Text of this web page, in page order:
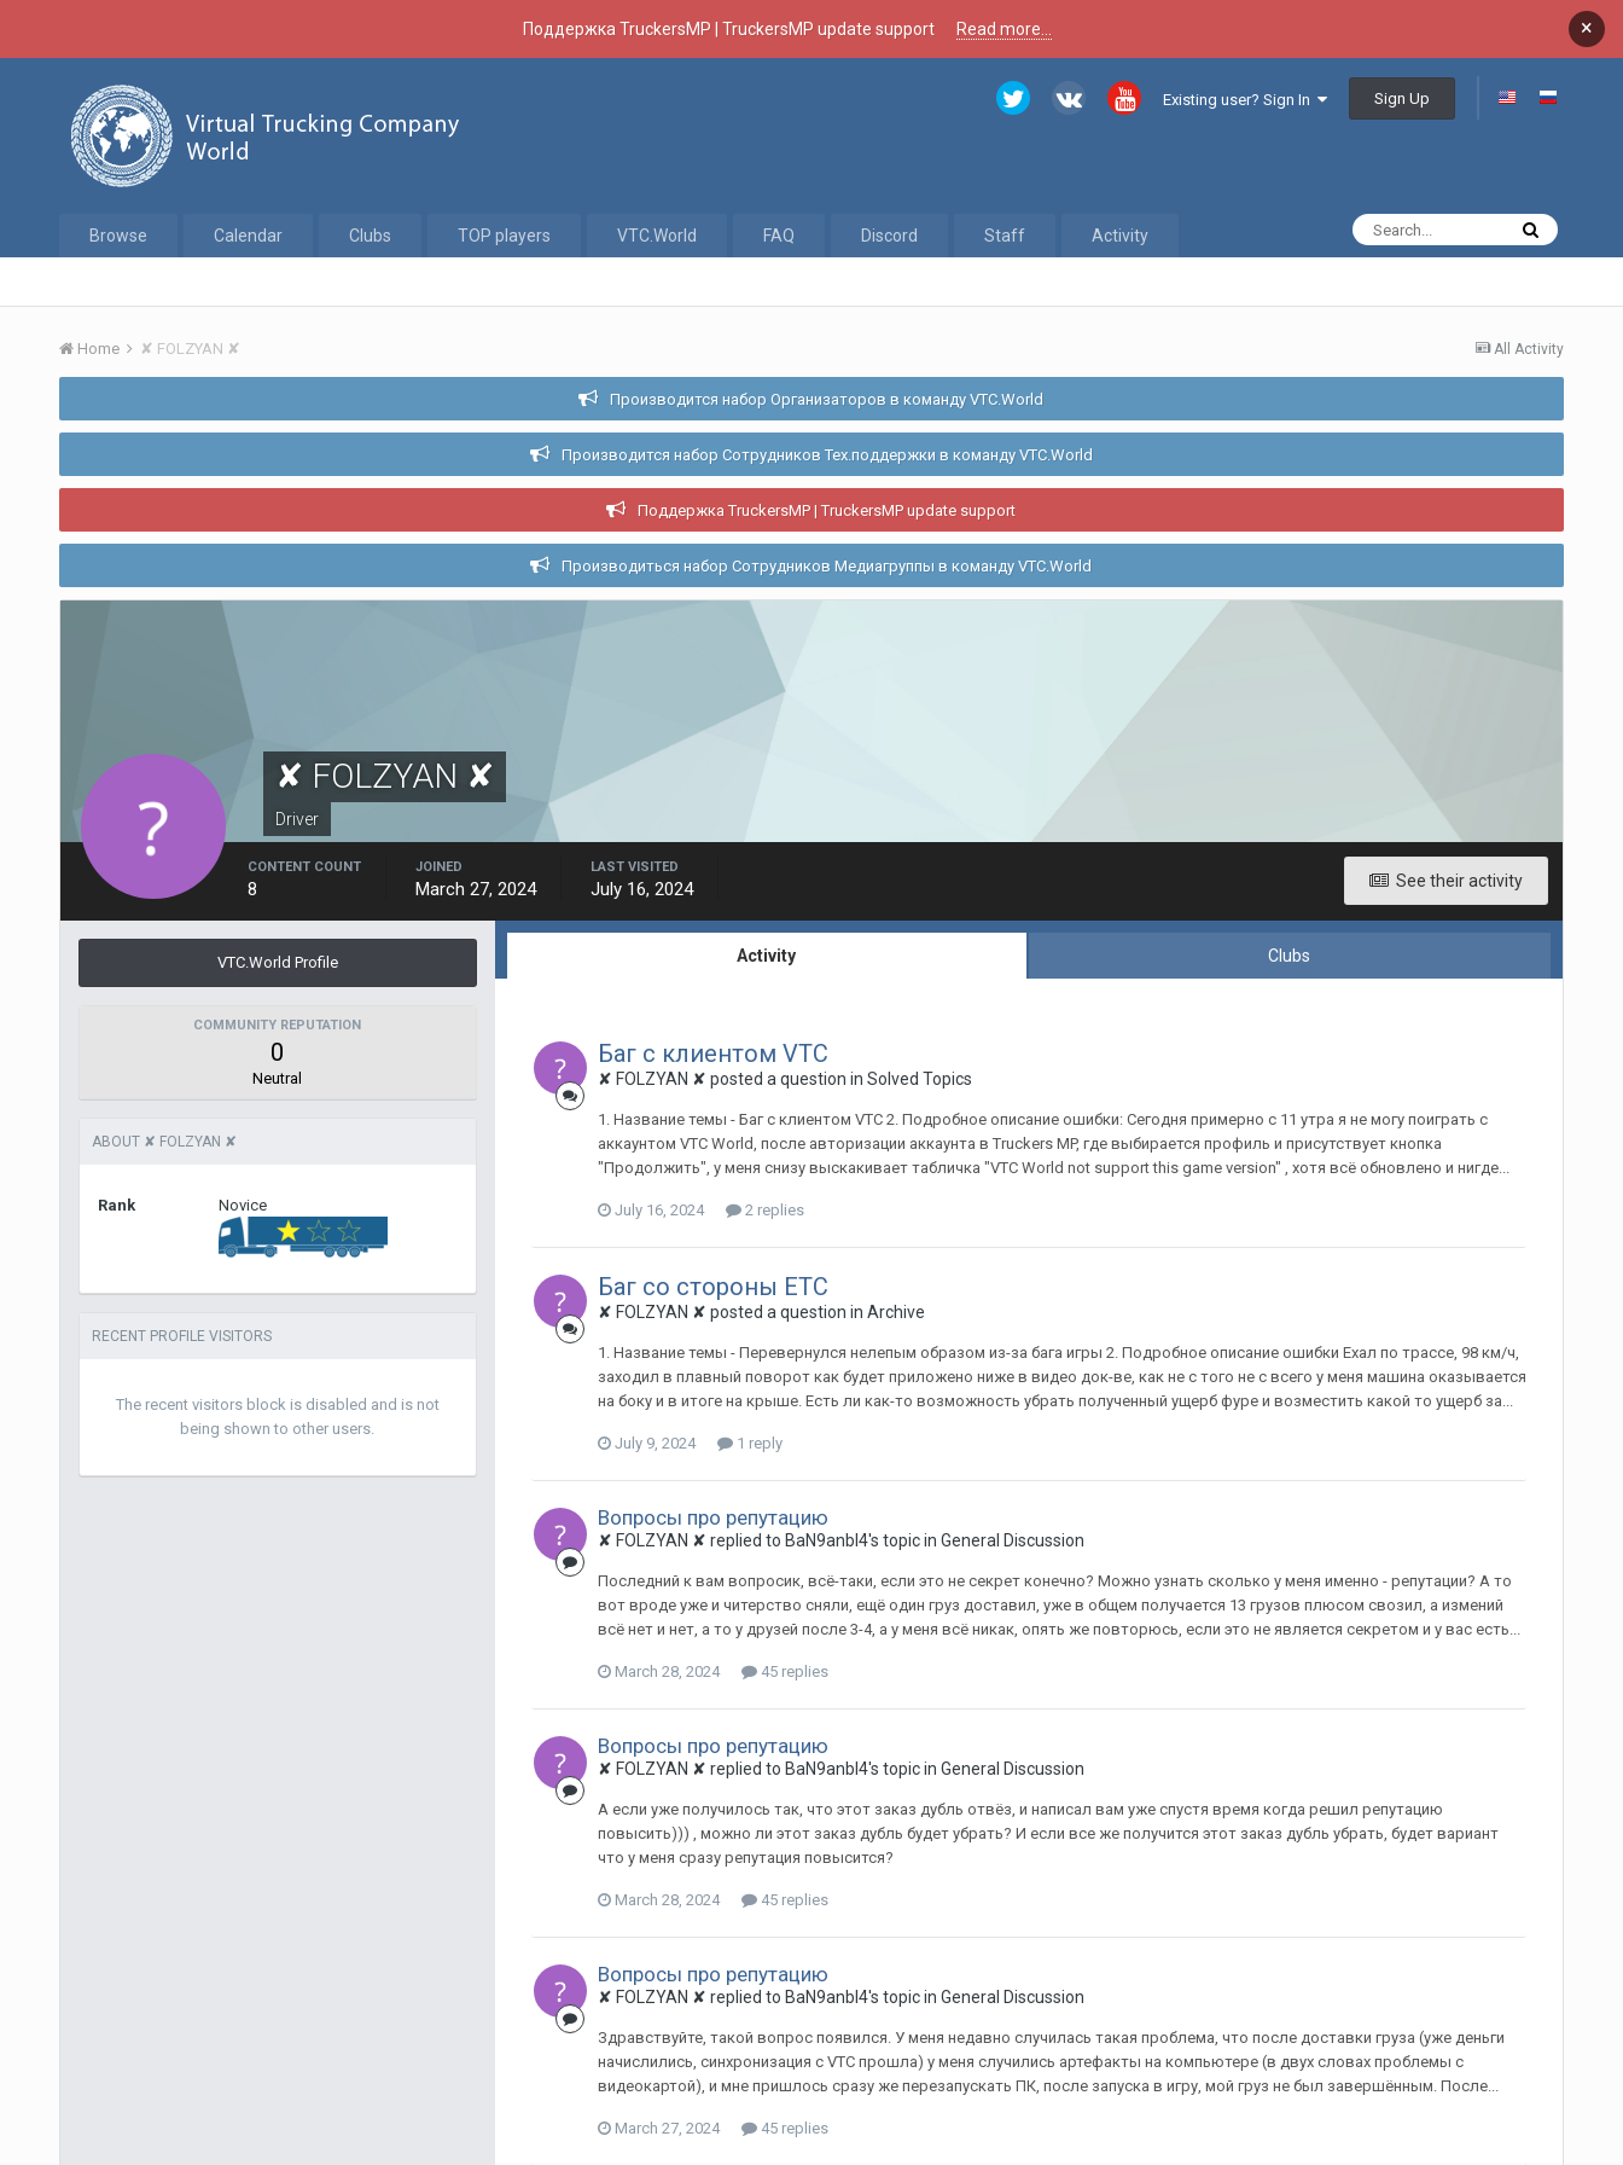
Поддержка TruckersMP | TruckersMP update support Read more... ×
Existing user? Sign In Sign Up
Browse Calendar Clubs TOP players VTC.World FAQ Discord Staff Activity
All Activity
Home ✘ FOLZYAN ✘
Производится набор Организаторов в команду VTC.World
Производится набор Сотрудников Тех.поддержки в команду VTC.World
Поддержка TruckersMP | TruckersMP update support
Производиться набор Сотрудников Медиагруппы в команду VTC.World
✘ FOLZYAN ✘
Driver
See their activity
CONTENT COUNT
8
JOINED
March 27, 2024
LAST VISITED
July 16, 2024
VTC.World Profile
COMMUNITY REPUTATION
0
Neutral
ABOUT ✘ FOLZYAN ✘
Rank Novice
RECENT PROFILE VISITORS
The recent visitors block is disabled and is not
being shown to other users.
Activity Clubs
Баг с клиентом VTC
✘ FOLZYAN ✘ posted a question in Solved Topics
1. Название темы - Баг с клиентом VTC 2. Подробное описание ошибки: Сегодня примерно с 11 утра я не могу поиграть с
аккаунтом VTC World, после авторизации аккаунта в Truckers MP, где выбирается профиль и присутствует кнопка
"Продолжить", у меня снизу выскакивает табличка "VTC World not support this game version" , хотя всё обновлено и нигде...
July 16, 2024 2 replies
Баг со стороны ЕТС
✘ FOLZYAN ✘ posted a question in Archive
1. Название темы - Перевернулся нелепым образом из-за бага игры 2. Подробное описание ошибки Ехал по трассе, 98 км/ч,
заходил в плавный поворот как будет приложено ниже в видео док-ве, как не с того не с всего у меня машина оказывается
на боку и в итоге на крыше. Есть ли как-то возможность убрать полученный ущерб фуре и возместить какой то ущерб за...
July 9, 2024 1 reply
Вопросы про репутацию
✘ FOLZYAN ✘ replied to BaN9anbI4's topic in General Discussion
Последний к вам вопросик, всё-таки, если это не секрет конечно? Можно узнать сколько у меня именно - репутации? А то
вот вроде уже и читерство сняли, ещё один груз доставил, уже в общем получается 13 грузов плюсом свозил, а измений
всё нет и нет, а то у друзей после 3-4, а у меня всё никак, опять же повторюсь, если это не является секретом и у вас есть...
March 28, 2024 45 replies
Вопросы про репутацию
✘ FOLZYAN ✘ replied to BaN9anbI4's topic in General Discussion
А если уже получилось так, что этот заказ дубль отвёз, и написал вам уже спустя время когда решил репутацию
повысить))) , можно ли этот заказ дубль будет убрать? И если все же получится этот заказ дубль убрать, будет вариант
что у меня сразу репутация повысится?
March 28, 2024 45 replies
Вопросы про репутацию
✘ FOLZYAN ✘ replied to BaN9anbI4's topic in General Discussion
Здравствуйте, такой вопрос появился. У меня недавно случилась такая проблема, что после доставки груза (уже деньги
начислились, синхронизация с VTC прошла) у меня случились артефакты на компьютере (в двух словах проблемы с
видеокартой), и мне пришлось сразу же перезапускать ПК, после запуска в игру, мой груз не был завершённым. После...
March 27, 2024 45 replies